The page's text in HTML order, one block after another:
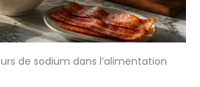
de sodium dans l’alimentation